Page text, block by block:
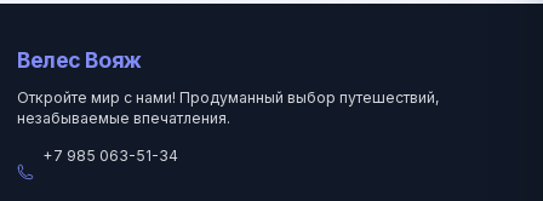
Велес Вояж
Откройте мир с нами! Продуманный выбор путешествий,
незабываемые впечатления.
+7 985 063-51-34